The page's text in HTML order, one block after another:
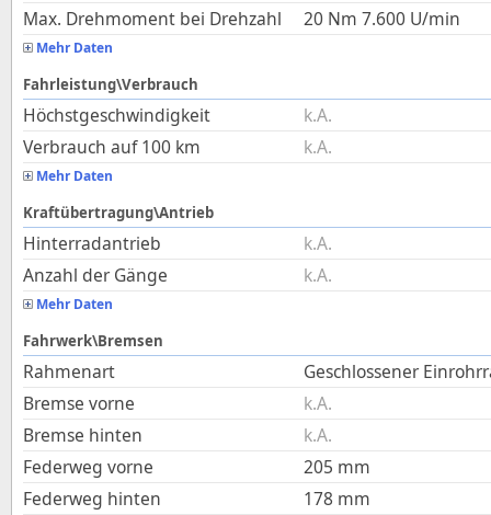
Max. Drehmoment bei Drehzahl
20 Nm 7.600 U/min
Mehr Daten
Fahrleistung\Verbrauch
Höchstgeschwindigkeit
k.A.
Verbrauch auf 100 km
k.A.
Mehr Daten
Kraftübertragung\Antrieb
Hinterradantrieb
k.A.
Anzahl der Gänge
k.A.
Mehr Daten
Fahrwerk\Bremsen
Rahmenart
Geschlossener
Bremse vorne
k.A.
Bremse hinten
k.A.
Federweg vorne
205 mm
Federweg hinten
178 mm